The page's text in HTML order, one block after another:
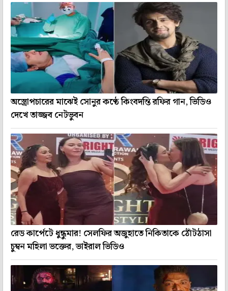
অস্ত্রোপচারের মাঝেই সোনুর কণ্ঠে কিংবদন্তি রফির গান, ভিডিও
দেখে তাজ্জব নেটভুবন
রেড কার্পেটে ধুন্ধুমার! সেলফির অজুহাতে নিকিতাকে ঠোঁটঠাসা
চুম্বন মহিলা ভক্তের, ভাইরাল ভিডিও